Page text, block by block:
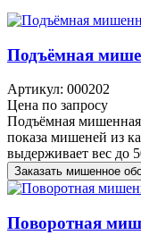
Подъёмная
Артикул: 000202
Цена по запросу
Подъёмная мишенная
показа мишеней из
выдерживает вес до
Заказать мишенное
Поворотная